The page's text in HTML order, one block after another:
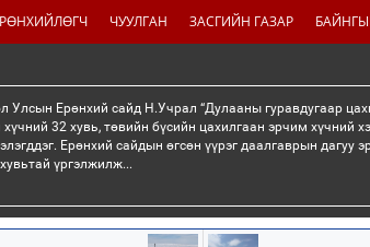
ЧУУЛГАН ЗАСГИЙН ГАЗАР
Улсын Ерөнхий сайд Н.Учрал “Дулааны гуравдугаар
32 хувь, төвийн бүсийн цахилгаан эрчим хүчний
Ерөнхий сайдын өгсөн үүрэг даалгаврын
үргэлжилж...